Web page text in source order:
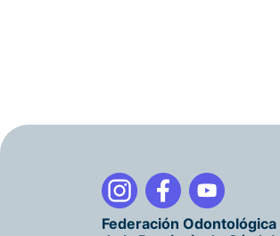
Federación Odontológica